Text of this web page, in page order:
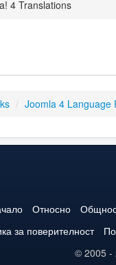
4 Translations
/ Joomla 4 Language
Относно
за поверителност
© 2005 -